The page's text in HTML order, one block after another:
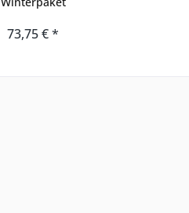
73,75 € *